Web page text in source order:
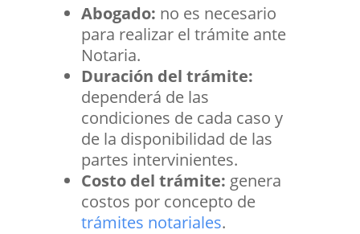
Abogado: no es necesario
para realizar el trámite ante
Notaria.
Duración del trámite:
dependerá de las
condiciones de cada caso y
de la disponibilidad de las
partes intervinientes.
Costo del trámite: genera
costos por concepto de
trámites notariales.